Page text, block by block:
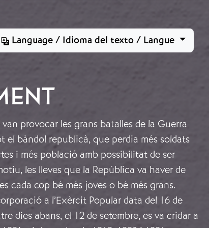
Language / Idioma del texto / Langue
van provocar les grans batalles de la Guerra
el bàndol republicà, que perdia més soldats
i més població amb possibilitat de ser
les lleves que la República va haver de
cada cop bé més joves o bé més grans.
a l’Exèrcit Popular data del 16 de
dies abans, el 12 de setembre, es va cridar a